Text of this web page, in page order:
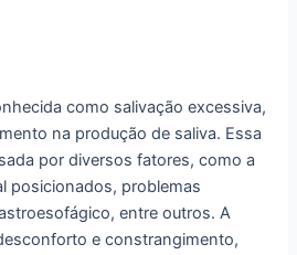
como salivação excessiva,
na produção de saliva. Essa
por diversos fatores, como a
posicionados, problemas
entre outros. A
e constrangimento,